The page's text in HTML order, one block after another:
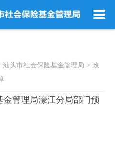
汕头市社会保险基金管理局 > 政
金管理局濠江分局部门预